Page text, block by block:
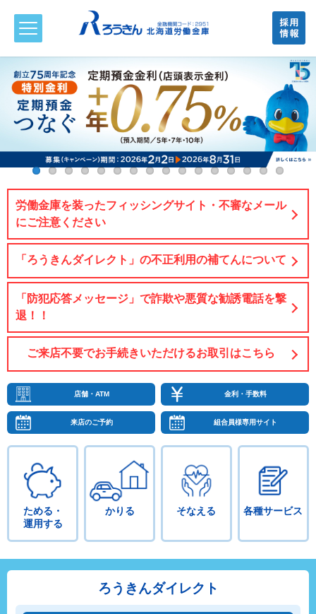
労働金庫を装ったフィッシングサイト・不審なメール
にご注意ください
「ろうきんダイレクト」の不正利用の補てんについて
「防犯応答メッセージ」で詐欺や悪質な勧誘電話を撃
退！！
ご来店不要でお手続きいただけるお取引はこちら
店舗・ATM 金利・手数料
来店のご予約 組合員様専用サイト
ためる・
運用する
かりる そなえる 各種サービス
ろうきんダイレクト